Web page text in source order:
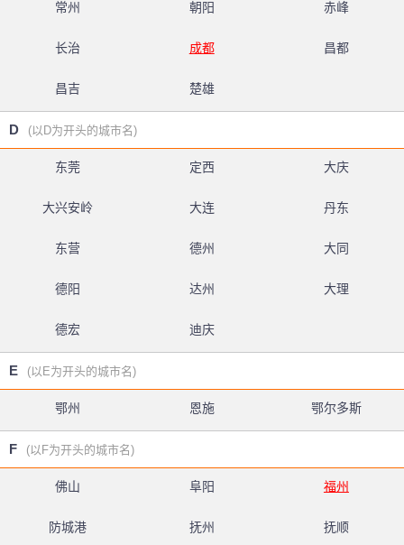
常州 朝阳 赤峰
长治 成都 昌都
昌吉 楚雄
D (以D为开头的城市名)
东莞 定西 大庆
大兴安岭 大连 丹东
东营 德州 大同
德阳 达州 大理
德宏 迪庆
E (以E为开头的城市名)
鄂州 恩施 鄂尔多斯
F (以F为开头的城市名)
佛山 阜阳 福州
防城港 抚州 抚顺